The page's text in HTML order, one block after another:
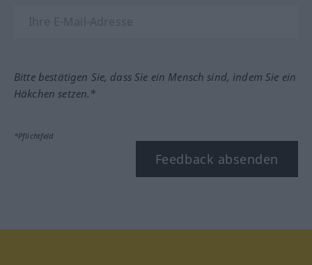
Bitte bestätigen Sie, dass Sie ein Mensch sind, indem Sie ein
Häkchen setzen.*
*Pflichtfeld
Feedback absenden